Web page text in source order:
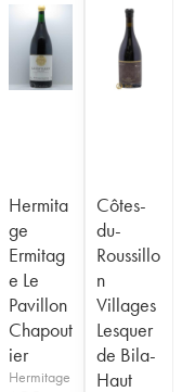
Hermita
ge
Ermitag
e Le
Pavillon
Chapout
ier
Hermitage
Côtes-
du-
Roussillo
n
Villages
Lesquer
de Bila-
Haut